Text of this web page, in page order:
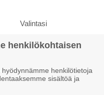
A.W.
Valintasi
henkilökohtaisen
hyödynnämme henkilötietoja
sisältöä ja